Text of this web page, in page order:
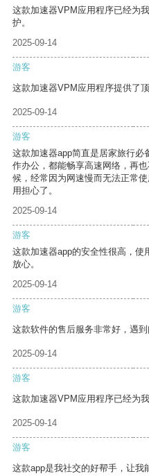
这款加速器VPM应用程序已经为
护。
2025-09-14
游客
这款加速器VPM应用程序提供了
2025-09-14
游客
这款加速器app简直是居家旅行
作办公，都能畅享高速网络，再
候，经常因为网速慢而无法正常
用担心了。
2025-09-14
游客
这款加速器app的安全性很高，使
放心。
2025-09-14
游客
这款软件的售后服务非常好，遇到
2025-09-14
游客
这款加速器VPM应用程序已经为
2025-09-14
游客
这款app是我社交的好帮手，让我